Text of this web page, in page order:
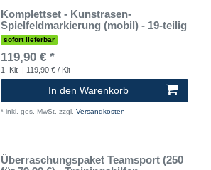
Komplettset - Kunstrasen-
Spielfeldmarkierung (mobil) - 19-teilig
sofort lieferbar
119,90 € *
1 Kit | 119,90 € / Kit
In den Warenkorb
* inkl. ges. MwSt. zzgl. Versandkosten
Überraschungspaket Teamsport (250